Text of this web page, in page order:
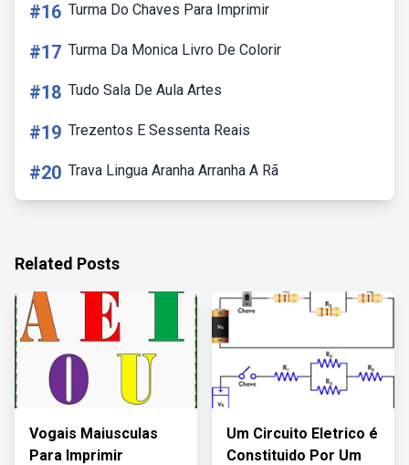
#16 Turma Do Chaves Para Imprimir
#17 Turma Da Monica Livro De Colorir
#18 Tudo Sala De Aula Artes
#19 Trezentos E Sessenta Reais
#20 Trava Lingua Aranha Arranha A Rã
Related Posts
Vogais Maiusculas
Para Imprimir
Um Circuito Eletrico é
Constituido Por Um